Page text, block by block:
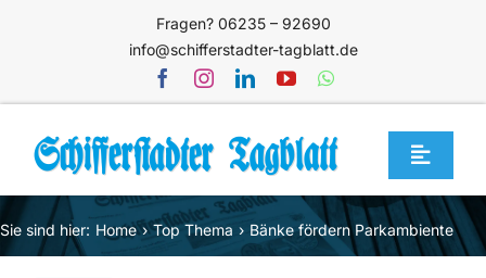
Fragen? 06235 – 92690
info@schifferstadter-tagblatt.de
Toggle
Home
Themen
Sie sind hier: Home Top Thema Bänke fördern Parkambiente